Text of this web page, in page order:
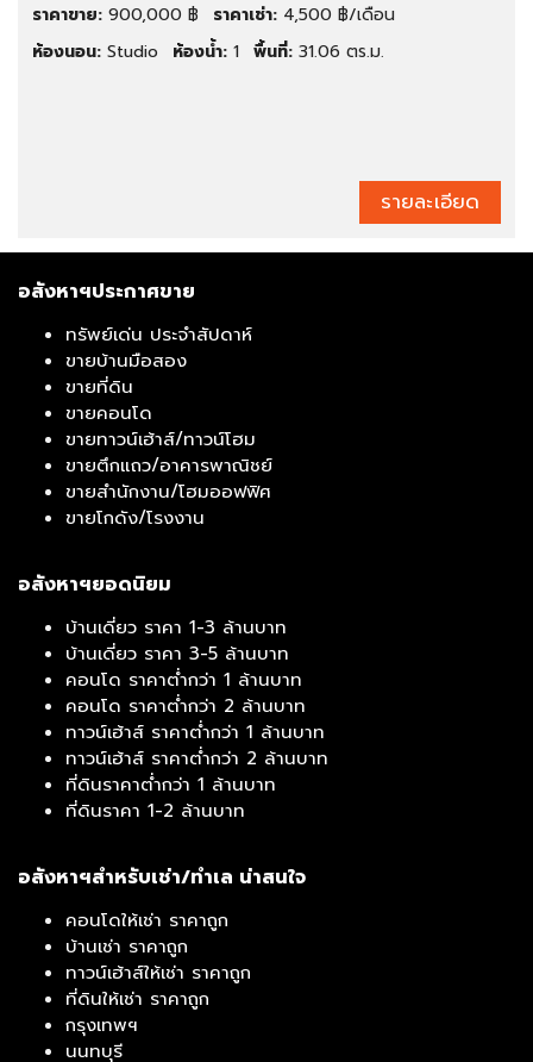
ราคาขาย: 900,000 ฿ ราคาเช่า: 4,500 ฿/เดือน
ห้องนอน: Studio ห้องน้ำ: 1 พื้นที่: 31.06 ตร.ม.
รายละเอียด
อสังหาฯประกาศขาย
ทรัพย์เด่น ประจำสัปดาห์
ขายบ้านมือสอง
ขายที่ดิน
ขายคอนโด
ขายทาวน์เฮ้าส์/ทาวน์โฮม
ขายตึกแถว/อาคารพาณิชย์
ขายสำนักงาน/โฮมออฟฟิศ
ขายโกดัง/โรงงาน
อสังหาฯยอดนิยม
บ้านเดี่ยว ราคา 1-3 ล้านบาท
บ้านเดี่ยว ราคา 3-5 ล้านบาท
คอนโด ราคาต่ำกว่า 1 ล้านบาท
คอนโด ราคาต่ำกว่า 2 ล้านบาท
ทาวน์เฮ้าส์ ราคาต่ำกว่า 1 ล้านบาท
ทาวน์เฮ้าส์ ราคาต่ำกว่า 2 ล้านบาท
ที่ดินราคาต่ำกว่า 1 ล้านบาท
ที่ดินราคา 1-2 ล้านบาท
อสังหาฯสำหรับเช่า/ทำเล น่าสนใจ
คอนโดให้เช่า ราคาถูก
บ้านเช่า ราคาถูก
ทาวน์เฮ้าส์ให้เช่า ราคาถูก
ที่ดินให้เช่า ราคาถูก
กรุงเทพฯ
นนทบุรี